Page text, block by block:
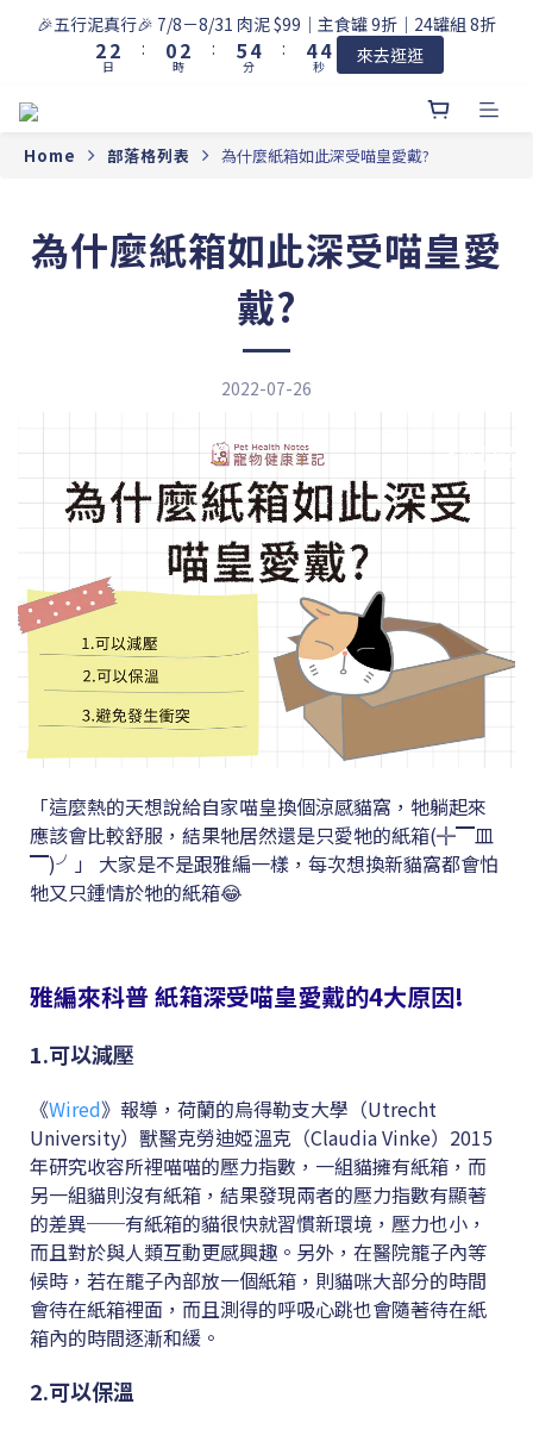
🎉五行泥真行🎉 7/8－8/31 肉泥 $99｜主食罐 9折｜24罐組 8折
3
2
1
3
2
1
日
:
1
0
3
2
1
時
:
6
5
4
1
5
4
3
0
分
:
5
4
3
0
5
4
3
0
秒 來去逛逛
Home 部落格列表 為什麼紙箱如此深受喵皇愛戴?
為什麼紙箱如此深受喵皇愛
戴?
2022-07-26
「這麼熱的天想說給自家喵皇換個涼感貓窩，牠躺起來
應該會比較舒服，結果牠居然還是只愛牠的紙箱(╬▔皿
▔)╯」 大家是不是跟雅編一樣，每次想換新貓窩都會怕
牠又只鍾情於牠的紙箱😂
雅編來科普紙箱深受喵皇愛戴的4大原因!
1.可以減壓
《Wired》報導，荷蘭的烏得勒支大學（Utrecht
University）獸醫克勞迪婭溫克（Claudia Vinke）2015
年研究收容所裡喵喵的壓力指數，一組貓擁有紙箱，而
另一組貓則沒有紙箱，結果發現兩者的壓力指數有顯著
的差異──有紙箱的貓很快就習慣新環境，壓力也小，
而且對於與人類互動更感興趣。另外，在醫院籠子內等
候時，若在籠子內部放一個紙箱，則貓咪大部分的時間
會待在紙箱裡面，而且測得的呼吸心跳也會隨著待在紙
箱內的時間逐漸和緩。
2.可以保溫